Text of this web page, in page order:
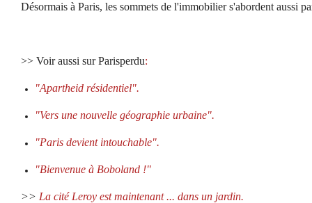
Désormais à Paris, les sommets de l'immobilier s'abordent aussi
>> Voir aussi sur Parisperdu:
"Apartheid résidentiel".
"Vers une nouvelle géographie urbaine".
"Paris devient intouchable".
"Bienvenue à Boboland !"
>> La cité Leroy est maintenant ... dans un jardin.